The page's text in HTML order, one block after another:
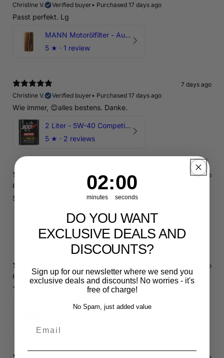
Christine V.
Verified buyer• Purchased 17 days ago
Passt perfekt. Lg
MANN Motorölfilter - Audi RS3 TTRS RSQ3 VZ5 - DAZ DNW
5 ★ · 1 review
7 days ago
Christine V.
Verified buyer• Purchased 17 days ago
Wie immer, 😊alles bestens. Danke.
2 Liter - 5W-40 Competition 300V Motul Motoröl
5 ★ · 2 reviews
8 days ago
Richard F.
Verified buyer•Purchased 4 months ago
Super Anlage, toller Klang, tolle Crew.
3,5" 90mm Abgasanlage AUDI RSQ3 DNWA 2.5 TFSI
5★ · 1 review
8 days ago
Fynn-Tjorven H.
Verified buyer•Purchased 15 days ago
Top👍🏼
Luftführung/Luftleitblech 5" 125mm offene Ansaugung HPerformance
Countdown ends in:
1
01
minutes
: : 58
58
seconds
DO YOU WANT
EXCLUSIVE DEALS AND
DISCOUNTS?
Sign up for our newsletter where we send you
exclusive deals and discounts! No worries - it's
free of charge!
No Spam, just added value